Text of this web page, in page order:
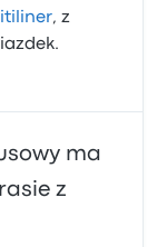
, z
ma
z